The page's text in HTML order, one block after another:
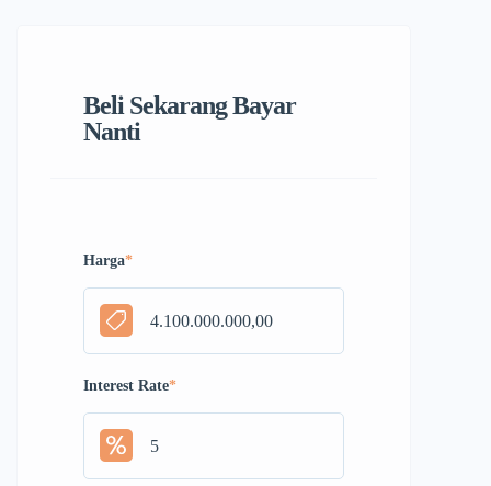
Beli Sekarang Bayar
Nanti
Harga*
Interest Rate*